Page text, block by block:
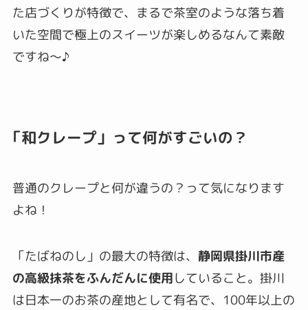
た店づくりが特徴で、まるで茶室のような落ち着
いた空間で極上のスイーツが楽しめるなんて素敵
ですね～♪
「和クレープ」って何がすごいの？
普通のクレープと何が違うの？って気になります
よね！
「たばねのし」の最大の特徴は、 静岡県掛川市産
の高級抹茶をふんだんに使用していること。掛川
は日本一のお茶の産地として有名で、100年以上の